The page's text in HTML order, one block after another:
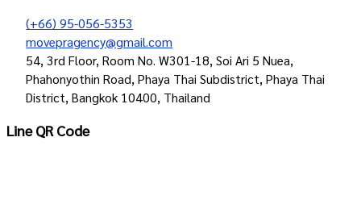
(+66) 95-056-5353
movepragency@gmail.com
54, 3rd Floor, Room No. W301-18, Soi Ari 5 Nuea,
Phahonyothin Road, Phaya Thai Subdistrict, Phaya Thai
District, Bangkok 10400, Thailand
Line QR Code